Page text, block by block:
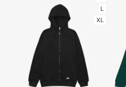
L
XL